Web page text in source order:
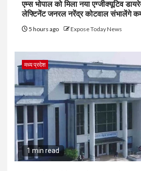
एम्स भोपाल को मिला नया एग्जीक्यूटिव
लेफ्टिनेंट जनरल नरेंद्र कोटवाल संभालेंगे
5 hours ago Expose Today News
मध्य प्रदेश
1 min read